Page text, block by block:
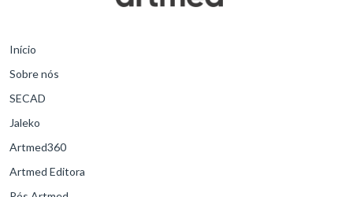
Início
Sobre nós
SECAD
Jaleko
Artmed360
Artmed Editora